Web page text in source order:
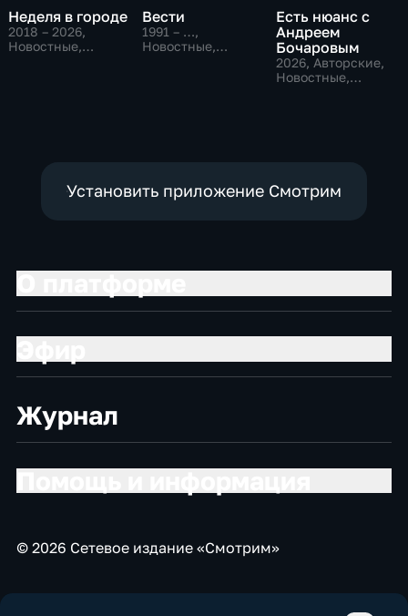
Неделя в городе
2018 – 2026,
Новостные,
Вести
1991 – …,
Новостные,
Есть нюанс с
Андреем
Бочаровым
2026, Авторские,
Новостные,
Установить приложение Смотрим
Журнал
© 2026 Сетевое издание «Смотрим»